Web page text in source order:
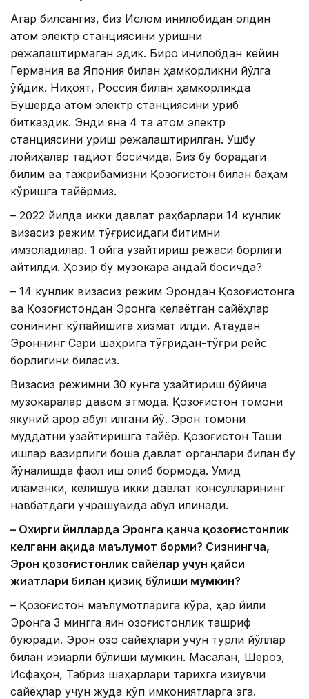
Агар билсангиз, биз Ислом инқилобидан олдин
атом электр станциясини қуришни
режалаштирмаган эдик. Бироқ инқилобдан кейин
Германия ва Япония билан ҳамкорликни йўлга
қўйдик. Ниҳоят, Россия билан ҳамкорликда
Бушерда атом электр станциясини қуриб
битказдик. Энди яна 4 та атом электр
станциясини қуриш режалаштирилган. Ушбу
лойиҳалар тадқиқот босқичида. Биз бу борадаги
билим ва тажрибамизни Қозоғистон билан баҳам
кўришга тайёрмиз.
– 2022 йилда икки давлат раҳбарлари 14 кунлик
визасиз режим тўғрисидаги битимни
имзоладилар. 1 ойга узайтириш режаси борлиги
айтилди. Ҳозир бу музокара қандай босқичда?
– 14 кунлик визасиз режим Эрондан Қозоғистонга
ва Қозоғистондан Эронга келаётган сайёҳлар
сонининг кўпайишига хизмат қилди. Ақтаудан
Эроннинг Сари шаҳрига тўғридан-тўғри рейс
борлигини биласиз.
Визасиз режимни 30 кунга узайтириш бўйича
музокаралар давом этмоқда. Қозоғистон томони
якуний қарор қабул қилгани йўқ. Эрон томони
муддатни узайтиришга тайёр. Қозоғистон Ташқи
ишлар вазирлиги бошқа давлат органлари билан бу
йўналишда фаол иш олиб бормоқда. Умид
қиламанки, келишув икки давлат консулларининг
навбатдаги учрашувида қабул қилинади.
– Охирги йилларда Эронга қанча қозоғистонлик
келгани ҳақида маълумот борми? Сизнингча,
Эрон қозоғистонлик сайёҳлар учун қайси
жиҳатлари билан қизиқ бўлиши мумкин?
– Қозоғистон маълумотларига кўра, ҳар йили
Эронга 3 мингга яқин қозоғистонлик ташриф
буюради. Эрон қозоқ сайёҳлари учун турли йўллар
билан қизиқарли бўлиши мумкин. Масалан, Шероз,
Исфаҳон, Табриз шаҳарлари тарихга қизиқувчи
сайёҳлар учун жуда кўп имкониятларга эга.